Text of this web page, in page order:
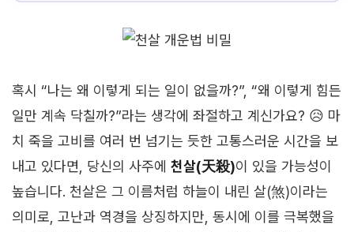
혹시 “나는 왜 이렇게 되는 일이 없을까?”, “왜 이렇게 힘든
일만 계속 닥칠까?”라는 생각에 좌절하고 계신가요? 😥 마
치 죽을 고비를 여러 번 넘기는 듯한 고통스러운 시간을 보
내고 있다면, 당신의 사주에 천살(天殺)이 있을 가능성이
높습니다. 천살은 그 이름처럼 하늘이 내린 살(煞)이라는
의미로, 고난과 역경을 상징하지만, 동시에 이를 극복했을